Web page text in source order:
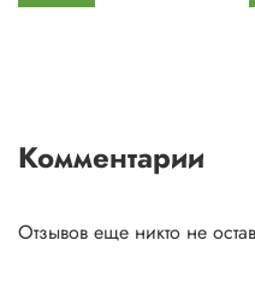
Комментарии
Отзывов еще никто не